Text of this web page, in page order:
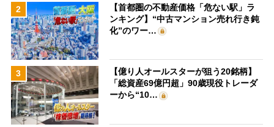
2
【首都圏の不動産価格「危ない駅」ラ
ンキング】“中古マンション売れ行き鈍
化”のワー…
3
【億り人オールスターが狙う20銘柄】
「総資産69億円超」90歳現役トレーダ
ーから“10…